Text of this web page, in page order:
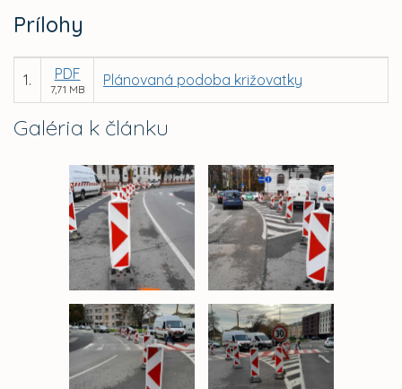
Galéria k článku
Prílohy
1. PDF
7,71 MB
Plánovaná podoba križovatky